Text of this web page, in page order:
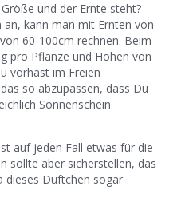
und der Ernte steht?
kann man mit Ernten von
60-100cm rechnen. Beim
pro Pflanze und Höhen von
vorhast im Freien
so abzupassen, dass Du
Sonnenschein
auf jeden Fall etwas für die
sollte aber sicherstellen, das
dieses Düftchen sogar